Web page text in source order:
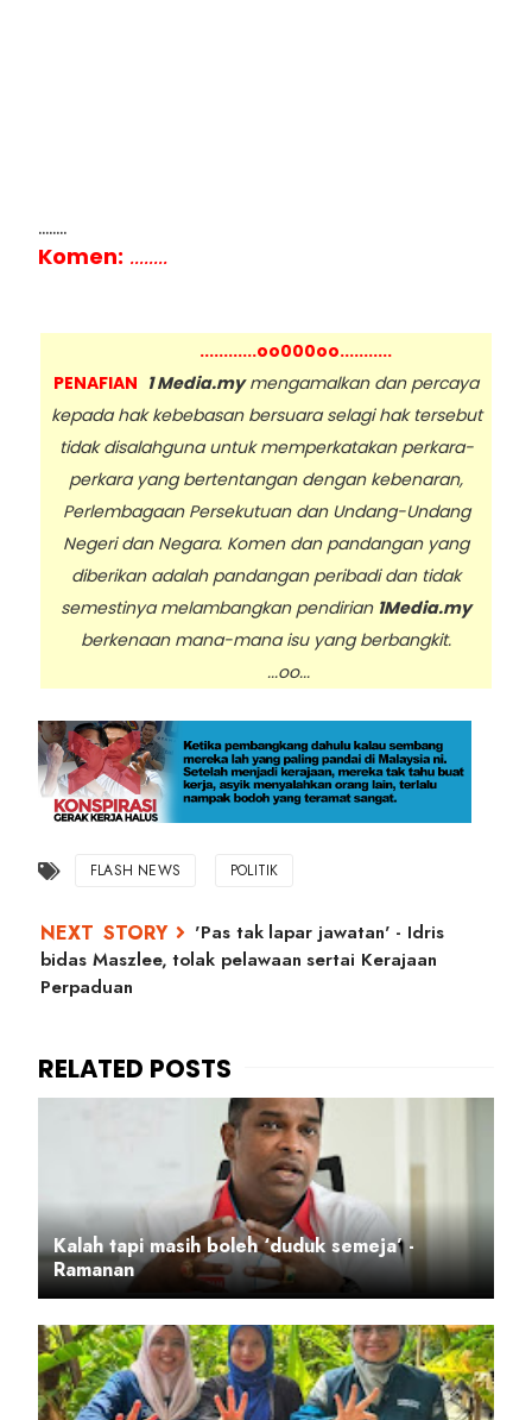
........
Komen: ........
............oo000oo...........
PENAFIAN 1 Media.mymengamalkan dan percaya
kepada hak kebebasan bersuara selagi hak tersebut
tidak disalahguna untuk memperkatakan perkara-
perkara yang bertentangan dengan kebenaran,
Perlembagaan Persekutuan dan Undang-Undang
Negeri dan Negara. Komen dan pandangan yang
diberikan adalah pandangan peribadi dan tidak
semestinya melambangkan pendirian 1Media.my
berkenaan mana-mana isu yang berbangkit.
...oo...
FLASH NEWS POLITIK
'Pas tak lapar jawatan' - Idris
bidas Maszlee, tolak pelawaan sertai Kerajaan
Perpaduan
Kalah tapi masih boleh ‘duduk semeja’ -
Ramanan